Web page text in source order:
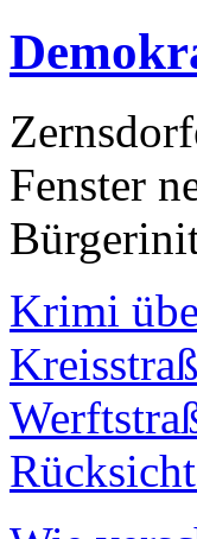
Fenster
Krimi